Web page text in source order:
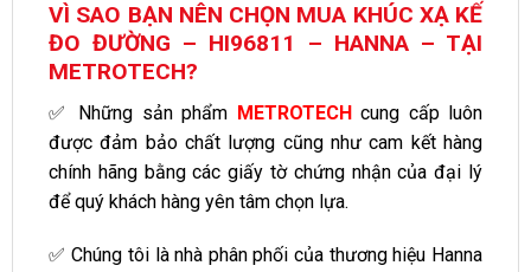
VÌ SAO BẠN NÊN CHỌN MUA KHÚC XẠ KẾ
ĐO ĐƯỜNG – HI96811 – HANNA – TẠI
METROTECH?
✅ Những sản phẩm METROTECH cung cấp luôn
được đảm bảo chất lượng cũng như cam kết hàng
chính hãng bằng các giấy tờ chứng nhận của đại lý
để quý khách hàng yên tâm chọn lựa.
✅ Chúng tôi là nhà phân phối của thương hiệu Hanna